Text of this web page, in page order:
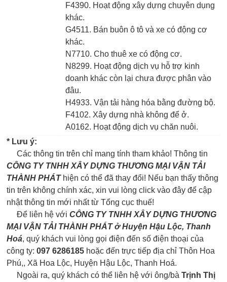
F4390. Hoạt động xây dựng chuyên dụng
khác.
G4511. Bán buôn ô tô và xe có động cơ
khác.
N7710. Cho thuê xe có động cơ.
N8299. Hoạt động dịch vụ hỗ trợ kinh
doanh khác còn lại chưa được phân vào
đâu.
H4933. Vận tải hàng hóa bằng đường bộ.
F4102. Xây dựng nhà không để ở.
A0162. Hoạt động dịch vụ chăn nuôi.
* Lưu ý:
Các thông tin trên chỉ mang tính tham khảo! Thông tin
CÔNG TY TNHH XÂY DỰNG THƯƠNG MẠI VẬN TẢI
THÀNH PHÁThiện có thể đã thay đổi! Nếu bạn thấy thông
tin trên không chính xác, xin vui lòng click vào đây để cập
nhật thông tin mới nhất từ Tổng cục thuế!
Để liên hệ với CÔNG TY TNHH XÂY DỰNG THƯƠNG
MẠI VẬN TẢI THÀNH PHÁT ở Huyện Hậu Lộc, Thanh
Hoá, quý khách vui lòng gọi điện đến số điện thoại của
công ty: 097 6286185 hoặc đến trực tiếp địa chỉ Thôn Hoa
Phú,, Xã Hoa Lộc, Huyện Hậu Lộc, Thanh Hoá.
Ngoài ra, quý khách có thể liên hệ với ông/bà Trịnh Thị